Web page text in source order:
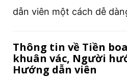
dẫn viên một cách dễ
Thông tin về Tiền
khuân vác, Người
Hướng dẫn viên